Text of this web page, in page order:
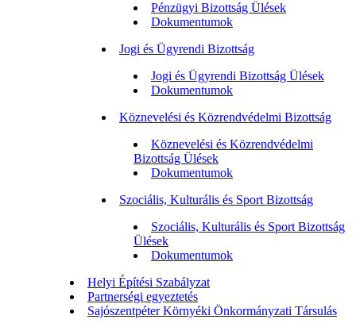
Pénzügyi Bizottság Ülések
Dokumentumok
Jogi és Ügyrendi Bizottság
Jogi és Ügyrendi Bizottság Ülések
Dokumentumok
Köznevelési és Közrendvédelmi Bizottság
Köznevelési és Közrendvédelmi
Bizottság Ülések
Dokumentumok
Szociális, Kulturális és Sport Bizottság
Szociális, Kulturális és Sport Bizottság
Ülések
Dokumentumok
Helyi Építési Szabályzat
Partnerségi egyeztetés
Sajószentpéter Környéki Önkormányzati Társulás